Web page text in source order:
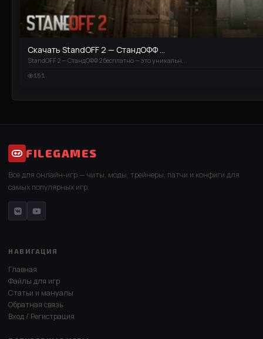
Скачать StandOFF 2 — СтандОФФ ...
StandOFF 2 — СтандОФФ 2 бесплатно — это уникальн...
151
FILEGAMES
Всё для онлайн-игр — читы, моды, трейнеры, патчи и конфиги для
самых популярных игр.
НАВИГАЦИЯ
Главная
Файлы для игр
Статьи и мануалы
Обратная связь
Вход / Регистрация